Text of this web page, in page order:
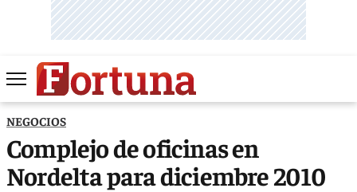
NEGOCIOS
Complejo de oficinas en
Nordelta para diciembre 2010